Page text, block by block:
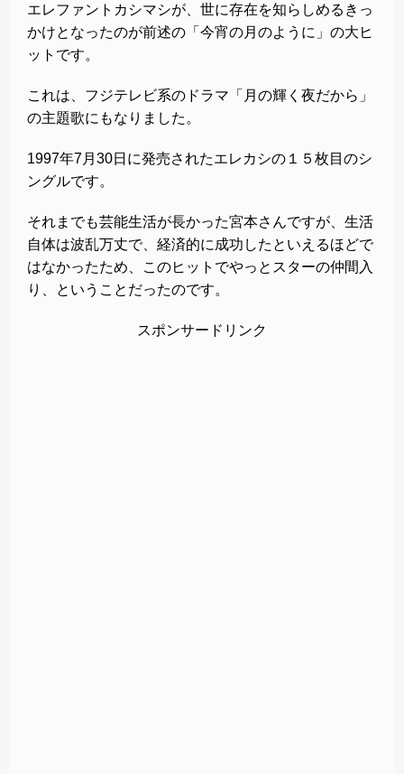
エレファントカシマシが、世に存在を知らしめるきっ
かけとなったのが前述の「今宵の月のように」の大ヒ
ットです。
これは、フジテレビ系のドラマ「月の輝く夜だから」
の主題歌にもなりました。
1997年7月30日に発売されたエレカシの１５枚目のシ
ングルです。
それまでも芸能生活が長かった宮本さんですが、生活
自体は波乱万丈で、経済的に成功したといえるほどで
はなかったため、このヒットでやっとスターの仲間入
り、ということだったのです。
スポンサードリンク